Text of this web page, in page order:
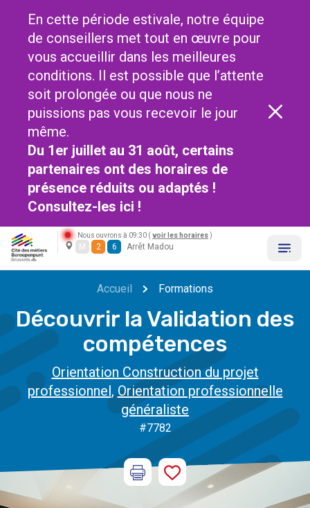
En cette période estivale, notre équipe
de conseillers met tout en œuvre pour
vous accueillir dans les meilleures
conditions. Il est possible que l’attente
soit prolongée ou que nous ne
puissions pas vous recevoir le jour
même.
Du 1er juillet au 31 août, certains
partenaires ont des horaires de
présence réduits ou adaptés !
Consultez-les ici !
Nous ouvrons à 09:30 ( voir les horaires )
M 2 6 Arrêt Madou
Accueil Formations
Découvrir la Validation des
compétences
Orientation Construction du projet
professionnel, Orientation professionnelle
généraliste
#7782